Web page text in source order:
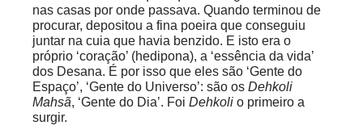
nas casas por onde passava. Quando terminou de
procurar, depositou a fina poeira que conseguiu
juntar na cuia que havia benzido. E isto era o
próprio ‘coração’ (hedipona), a ‘essência da vida’
dos Desana. É por isso que eles são ‘Gente do
Espaço’, ‘Gente do Universo’: são os Dehkoli
Mahsã, ‘Gente do Dia’. Foi Dehkoli o primeiro a
surgir.